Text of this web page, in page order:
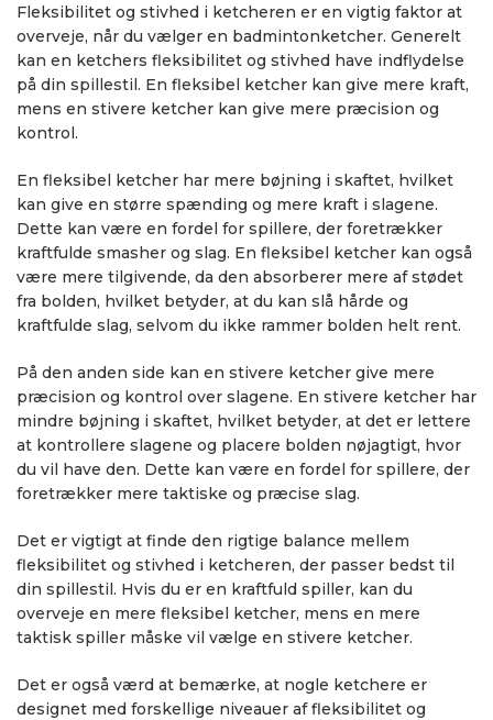
Fleksibilitet og stivhed i ketcheren er en vigtig faktor at
overveje, når du vælger en badmintonketcher. Generelt
kan en ketchers fleksibilitet og stivhed have indflydelse
på din spillestil. En fleksibel ketcher kan give mere kraft,
mens en stivere ketcher kan give mere præcision og
kontrol.
En fleksibel ketcher har mere bøjning i skaftet, hvilket
kan give en større spænding og mere kraft i slagene.
Dette kan være en fordel for spillere, der foretrækker
kraftfulde smasher og slag. En fleksibel ketcher kan også
være mere tilgivende, da den absorberer mere af stødet
fra bolden, hvilket betyder, at du kan slå hårde og
kraftfulde slag, selvom du ikke rammer bolden helt rent.
På den anden side kan en stivere ketcher give mere
præcision og kontrol over slagene. En stivere ketcher har
mindre bøjning i skaftet, hvilket betyder, at det er lettere
at kontrollere slagene og placere bolden nøjagtigt, hvor
du vil have den. Dette kan være en fordel for spillere, der
foretrækker mere taktiske og præcise slag.
Det er vigtigt at finde den rigtige balance mellem
fleksibilitet og stivhed i ketcheren, der passer bedst til
din spillestil. Hvis du er en kraftfuld spiller, kan du
overveje en mere fleksibel ketcher, mens en mere
taktisk spiller måske vil vælge en stivere ketcher.
Det er også værd at bemærke, at nogle ketchere er
designet med forskellige niveauer af fleksibilitet og